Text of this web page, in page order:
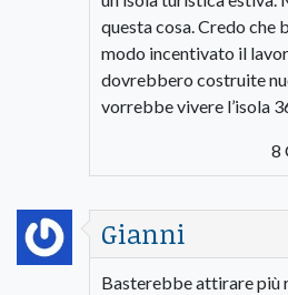
questa cosa. Credo che
modo incentivato il
dovrebbero costruite
vorrebbe vivere l’isola
8
Gianni
Basterebbe attirare più